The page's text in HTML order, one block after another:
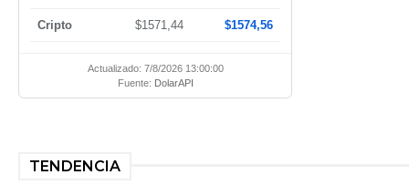
Cripto $1571,44 $1574,56
Actualizado: 7/8/2026 13:00:00
Fuente: DolarAPI
TENDENCIA